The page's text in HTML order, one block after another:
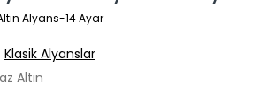
Alyans-14 Ayar
Klasik Alyanslar
Altın